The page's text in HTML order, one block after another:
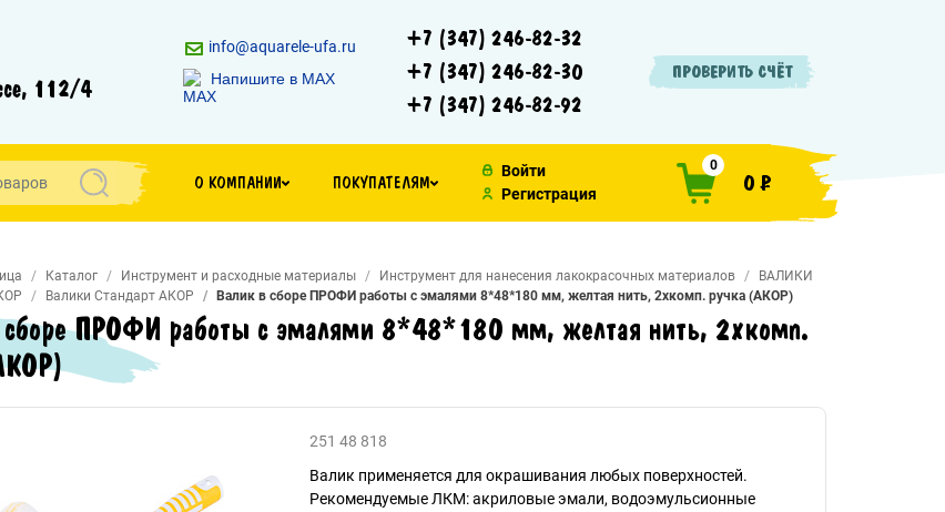
112/4
info@aquarele-ufa.ru
Напишите в MAX
+7 (347) 246-82-32
+7 (347) 246-82-30
+7 (347) 246-82-92
ПРОВЕРИТЬ СЧЁТ
О КОМПАНИИ ПОКУПАТЕЛЯМ
Войти
Регистрация
0
0 ₽
Каталог Инструмент и расходные материалы Инструмент для нанесения лакокрасочных материалов
ВАЛИКИ
Валики Стандарт АКОР Валик в сборе ПРОФИ работы с эмалями 8*48*180 мм, желтая нить, 2хкомп. ручка (АКОР)
ПРОФИ работы с эмалями 8*48*180 мм, желтая нить, 2хкомп.
251 48 818
Валик применяется для окрашивания любых поверхностей.
Рекомендуемые ЛКМ: акриловые эмали, водоэмульсионные